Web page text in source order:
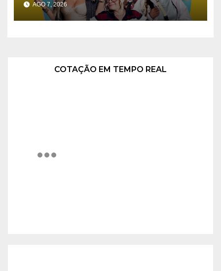
AGO 7, 2026
COTAÇÃO EM TEMPO REAL